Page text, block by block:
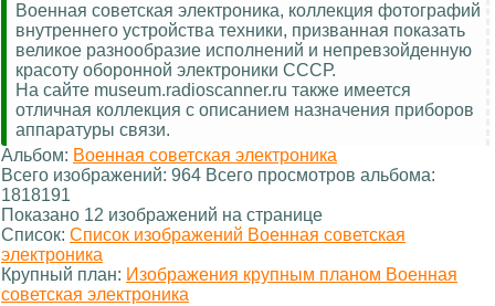
Военная советская электроника, коллекция фотографий
внутреннего устройства техники, призванная показать
великое разнообразие исполнений и непревзойденную
красоту оборонной электроники СССР.
На сайте museum.radioscanner.ru также имеется
отличная коллекция с описанием назначения приборов
аппаратуры связи.
Альбом: Военная советская электроника
Всего изображений: 964 Всего просмотров альбома:
1818191
Показано 12 изображений на странице
Список: Список изображений Военная советская
электроника
Крупный план: Изображения крупным планом Военная
советская электроника